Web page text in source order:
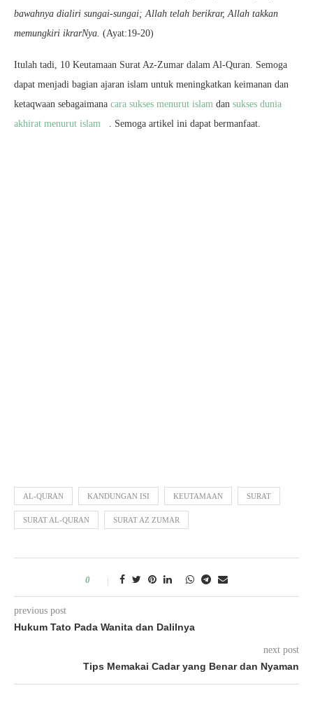
bawahnya dialiri sungai-sungai; Allah telah berikrar, Allah takkan
memungkiri ikrarNya. (Ayat:19-20)
Itulah tadi, 10 Keutamaan Surat Az-Zumar dalam Al-Quran. Semoga
dapat menjadi bagian ajaran islam untuk meningkatkan keimanan dan
ketaqwaan sebagaimana cara sukses menurut islam dan sukses dunia
akhirat menurut islam . Semoga artikel ini dapat bermanfaat.
AL-QURAN KANDUNGAN ISI KEUTAMAAN SURAT
SURAT AL-QURAN SURAT AZ ZUMAR
0
previous post
Hukum Tato Pada Wanita dan Dalilnya
next post
Tips Memakai Cadar yang Benar dan Nyaman